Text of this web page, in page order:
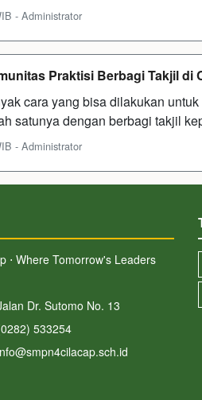
- Administrator
Praktisi Berbagi Takjil di
cara yang bisa dilakukan
satunya dengan berbagi takjil
- Administrator
⋅ Where Tomorrow's Leaders
Dr. Sutomo No. 13
533254